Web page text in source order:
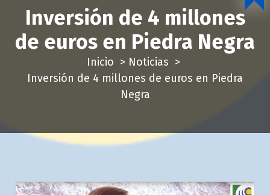
d
Inversión de 4 millones
de euros en Piedra Negra
Inicio > Noticias >
Inversión de 4 millones de euros en Piedra
Negra